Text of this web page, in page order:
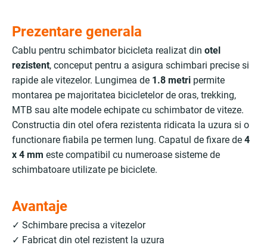
Prezentare generala
Cablu pentru schimbator bicicleta realizat din otel
rezistent, conceput pentru a asigura schimbari precise si
rapide ale vitezelor. Lungimea de 1.8 metri permite
montarea pe majoritatea bicicletelor de oras, trekking,
MTB sau alte modele echipate cu schimbator de viteze.
Constructia din otel ofera rezistenta ridicata la uzura si o
functionare fiabila pe termen lung. Capatul de fixare de 4
x 4 mm este compatibil cu numeroase sisteme de
schimbatoare utilizate pe biciclete.
Avantaje
✓ Schimbare precisa a vitezelor
✓ Fabricat din otel rezistent la uzura